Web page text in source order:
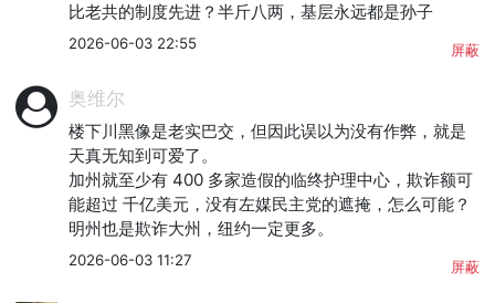
比老共的制度先进？半斤八两，基层永远都是孙子
2026-06-03 22:55 屏蔽
奥维尔
楼下川黑像是老实巴交，但因此误以为没有作弊，就是
天真无知到可爱了。
加州就至少有 400 多家造假的临终护理中心，欺诈额可
能超过 千亿美元，没有左媒民主党的遮掩，怎么可能？
明州也是欺诈大州，纽约一定更多。
2026-06-03 11:27 屏蔽